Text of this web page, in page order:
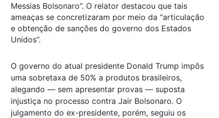
Messias Bolsonaro”. O relator destacou que tais
ameaças se concretizaram por meio da “articulação
e obtenção de sanções do governo dos Estados
Unidos”.
O governo do atual presidente Donald Trump impôs
uma sobretaxa de 50% a produtos brasileiros,
alegando — sem apresentar provas — suposta
injustiça no processo contra Jair Bolsonaro. O
julgamento do ex-presidente, porém, seguiu os